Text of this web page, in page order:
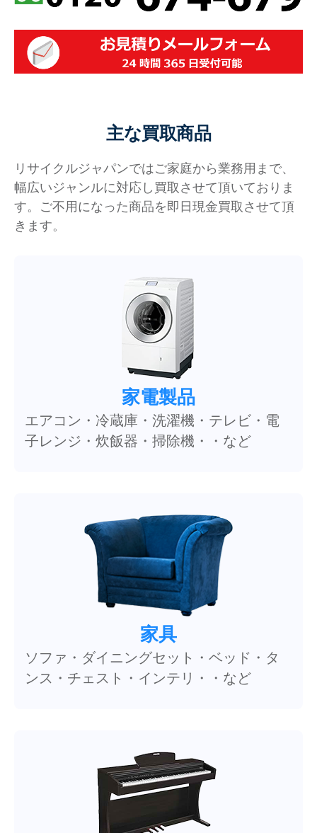
主な買取商品
リサイクルジャパンではご家庭から業務用まで、
幅広いジャンルに対応し買取させて頂いておりま
す。ご不用になった商品を即日現金買取させて頂
きます。
家電製品
エアコン・冷蔵庫・洗濯機・テレビ・電
子レンジ・炊飯器・掃除機・・など
家具
ソファ・ダイニングセット・ベッド・タ
ンス・チェスト・インテリ・・など